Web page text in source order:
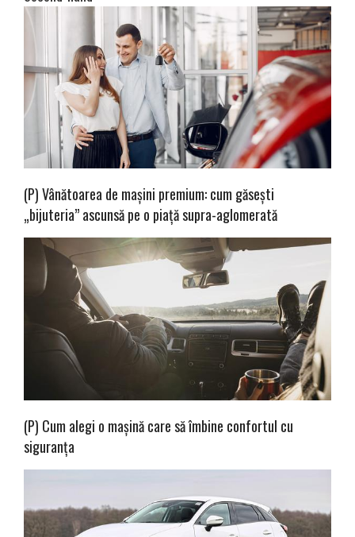
(P) Vânătoarea de mașini premium: cum găsești
„bijuteria” ascunsă pe o piață supra-aglomerată
(P) Cum alegi o mașină care să îmbine confortul cu
siguranța